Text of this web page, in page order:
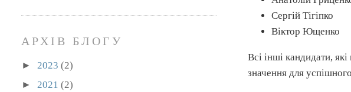
СергійТігіпко
Віктор Ющенко
Всі інші кандидати,
значення для
АРХІВ БЛОГУ
► 2023(2)
►2021(2)